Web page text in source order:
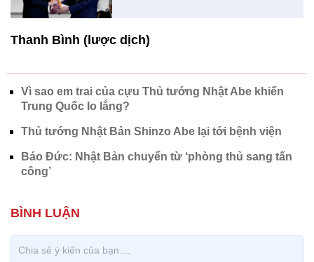
Thanh Bình (lược dịch)
Vì sao em trai của cựu Thủ tướng Nhật Abe khiến
Trung Quốc lo lắng?
Thủ tướng Nhật Bản Shinzo Abe lại tới bệnh viện
Báo Đức: Nhật Bản chuyển từ ‘phòng thủ sang tấn
công’